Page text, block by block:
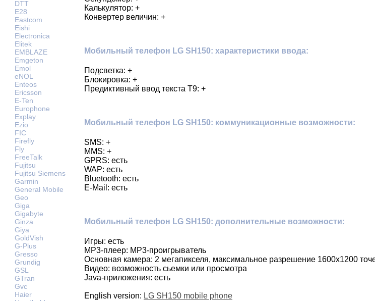
DTT
E28
Eastcom
Eishi
Electronica
Elitek
EMBLAZE
Emgeton
Emol
eNOL
Enteos
Ericsson
E-Ten
Europhone
Explay
Ezio
FIC
Firefly
Fly
FreeTalk
Fujitsu
Fujitsu Siemens
Garmin
General Mobile
Geo
Giga
Gigabyte
Ginza
Giya
GoldVish
G-Plus
Gresso
Grundig
GSL
GTran
Gvc
Haier
Калькулятор: +
Конвертер величин: +
Мобильный телефон LG SH150: характеристики ввода:
Подсветка: +
Блокировка: +
Предиктивный ввод текста Т9: +
Мобильный телефон LG SH150: коммуникационные возможности:
SMS: +
MMS: +
GPRS: есть
WAP: есть
Bluetooth: есть
E-Mail: есть
Мобильный телефон LG SH150: дополнительные возможности:
Игры: есть
MP3-плеер: MP3-проигрыватель
Основная камера: 2 мегапикселя, максимальное разрешение 1600х1200
Видео: возможность сьемки или просмотра
Java-приложения: есть
English version: LG SH150 mobile phone